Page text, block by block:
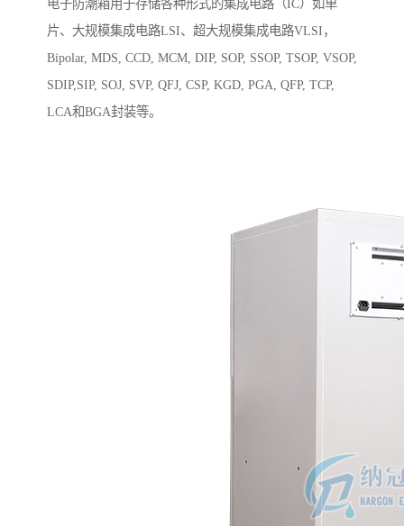
电子防潮箱用于存储各种形式的集成电路（IC）如单
片、大规模集成电路LSI、超大规模集成电路VLSI，
Bipolar, MDS, CCD, MCM, DIP, SOP, SSOP, TSOP, VSOP,
SDIP,SIP, SOJ, SVP, QFJ, CSP, KGD, PGA, QFP, TCP,
LCA和BGA封装等。